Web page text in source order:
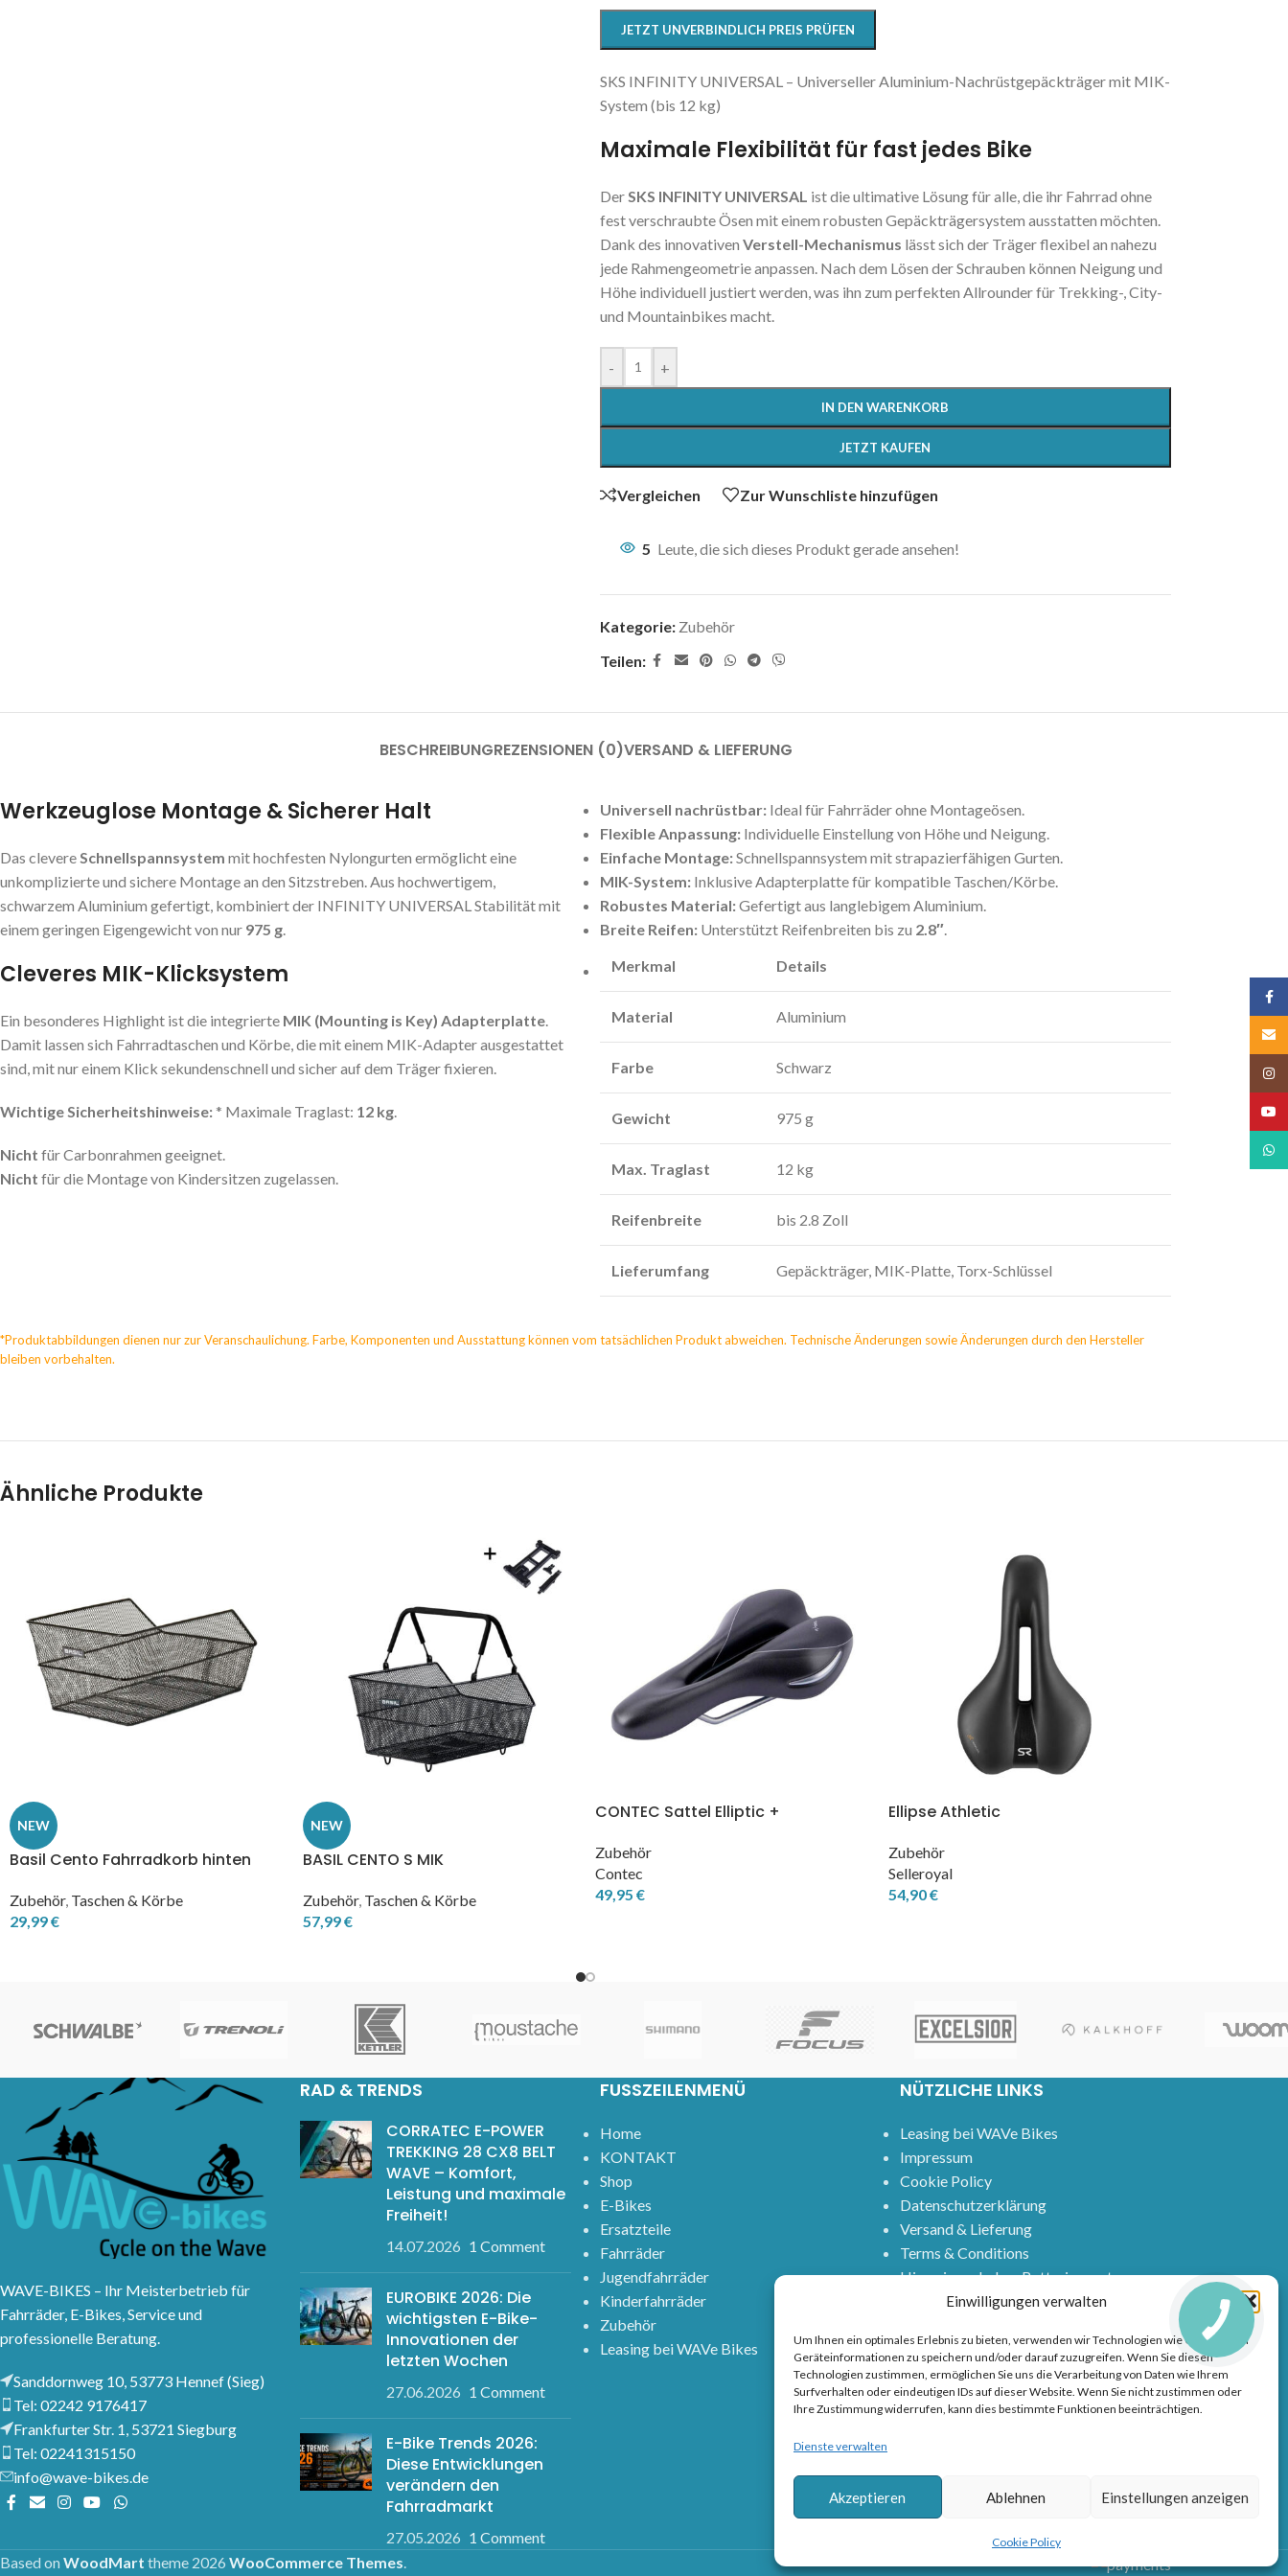
Einwilligungen verwalten
Um Ihnen ein optimales Erlebnis zu bieten, verwenden wir Technologien wie Cookies, um
Geräteinformationen zu speichern und/oder darauf zuzugreifen. Wenn Sie diesen
Technologien zustimmen, ermöglichen Sie uns die Verarbeitung von Daten wie Ihrem
Surfverhalten oder eindeutigen IDs auf dieser Website. Wenn Sie nicht zustimmen oder
Ihre Zustimmung widerrufen, kann dies bestimmte Funktionen beeinträchtigen.
Dienste verwalten
Akzeptieren Ablehnen Einstellungen anzeigen
Cookie Policy
Elektrische Freiheit neu definiert.
JETZT UNVERBINDLICH PREIS PRÜFEN
SKS INFINITY UNIVERSAL – Universeller Aluminium-Nachrüstgepäckträger mit MIK-
System (bis 12 kg)
Maximale Flexibilität für fast jedes Bike
DerSKS INFINITY UNIVERSAL ist die ultimative Lösung für alle, die ihr Fahrrad ohne
fest verschraubte Ösen mit einem robusten Gepäckträgersystem ausstatten möchten.
Dank des innovativen Verstell-Mechanismus lässt sich der Träger flexibel an nahezu
jede Rahmengeometrie anpassen. Nach dem Lösen der Schrauben können Neigung und
Höhe individuell justiert werden, was ihn zum perfekten Allrounder für Trekking-, City-
und Mountainbikes macht.
- +
IN DEN WARENKORB
JETZT KAUFEN
Vergleichen Zur Wunschliste hinzufügen
5 Leute, die sich dieses Produkt gerade ansehen!
Kategorie: Zubehör
Teilen:
BESCHREIBUNGREZENSIONEN (0)VERSAND & LIEFERUNG
Werkzeuglose Montage & Sicherer Halt
Das clevereSchnellspannsystem mit hochfesten Nylongurten ermöglicht eine
unkomplizierte und sichere Montage an den Sitzstreben. Aus hochwertigem,
schwarzem Aluminium gefertigt, kombiniert der INFINITY UNIVERSAL Stabilität mit
einem geringen Eigengewicht von nur 975 g.
Cleveres MIK-Klicksystem
Ein besonderes Highlight ist die integrierte MIK (Mounting is Key) Adapterplatte.
Damit lassen sich Fahrradtaschen und Körbe, die mit einem MIK-Adapter ausgestattet
sind, mit nur einem Klick sekundenschnell und sicher auf dem Träger fixieren.
Wichtige Sicherheitshinweise: * Maximale Traglast: 12 kg.
Nicht für Carbonrahmen geeignet.
Nicht für die Montage von Kindersitzen zugelassen.
Universell nachrüstbar: Ideal für Fahrräder ohne Montageösen.
Flexible Anpassung: Individuelle Einstellung von Höhe und Neigung.
Einfache Montage:Schnellspannsystem mit strapazierfähigen Gurten.
MIK-System: Inklusive Adapterplatte für kompatible Taschen/Körbe.
Robustes Material:Gefertigt aus langlebigem Aluminium.
Breite Reifen: Unterstützt Reifenbreiten bis zu 2.8″.
Merkmal
Details
Material Aluminium
Farbe Schwarz
Gewicht 975 g
Max. Traglast 12 kg
Reifenbreite bis 2.8 Zoll
Lieferumfang Gepäckträger, MIK-Platte, Torx-Schlüssel
*Produktabbildungen dienen nur zur Veranschaulichung. Farbe, Komponenten und Ausstattung können vom tatsächlichen Produkt abweichen. Technische Änderungen sowie Änderungen durch den Hersteller
bleiben vorbehalten.
Ähnliche Produkte
NEW
Basil Cento Fahrradkorb hinten
Zubehör, Taschen & Körbe
29,99€
NEW
BASIL CENTO S MIK
Zubehör, Taschen & Körbe
57,99€
CONTEC Sattel Elliptic +
Zubehör
Contec
49,95 €
Ellipse Athletic
Zubehör
Selleroyal
54,90€
WAVE-BIKES – Ihr Meisterbetrieb für
Fahrräder, E-Bikes, Service und
professionelle Beratung.
Sanddornweg 10, 53773 Hennef (Sieg)
Tel: 02242 9176417
Frankfurter Str. 1, 53721 Siegburg
Tel: 02241315150
info@wave-bikes.de
RAD & TRENDS
CORRATEC E-POWER
TREKKING 28 CX8 BELT
WAVE – Komfort,
Leistung und maximale
Freiheit!
14.07.2026 1 Comment
EUROBIKE 2026: Die
wichtigsten E-Bike-
Innovationen der
letzten Wochen
27.06.2026 1 Comment
E-Bike Trends 2026:
Diese Entwicklungen
verändern den
Fahrradmarkt
27.05.2026 1 Comment
FUSSZEILENMENÜ
Home
KONTAKT
Shop
E-Bikes
Ersatzteile
Fahrräder
Jugendfahrräder
Kinderfahrräder
Zubehör
Leasing bei WAVe Bikes
NÜTZLICHE LINKS
Leasing bei WAVe Bikes
Impressum
Cookie Policy
Datenschutzerklärung
Versand & Lieferung
Terms & Conditions
Hinweis nach dem Batteriegesetz
WIDERRUFSBELEHRUNG
Lieferung & Rückgabe
Based onWoodMart theme 2026 WooCommerce Themes.
Email